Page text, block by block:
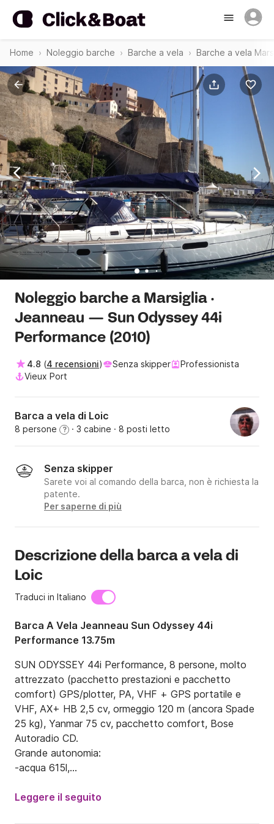
Home Noleggio barche Barche a vela Barche a vela
Noleggio barche a Marsiglia ·
Jeanneau — Sun Odyssey 44i
Performance (2010)
4.8 (4 recensioni) Senza skipper
Professionista
Vieux Port
Barca a vela di Loic
8 persone ? · 3 cabine · 8 posti letto
Senza skipper
Sarete voi al comando della barca, non è richiesta la
patente.
Per saperne di più
Descrizione della barca a vela di
Loic
Traduci in Italiano
Barca A Vela Jeanneau Sun Odyssey 44i
Performance 13.75m
SUN ODYSSEY 44i Performance, 8 persone, molto
attrezzato (pacchetto prestazioni e pacchetto
comfort) GPS/plotter, PA, VHF + GPS portatile e
VHF, AX+ HB 2,5 cv, ormeggio 120 m (ancora Spade
25 kg), Yanmar 75 cv, pacchetto comfort, Bose
Autoradio CD.
Grande autonomia:
-acqua 615l,
-GO 240l,
Leggere il seguito